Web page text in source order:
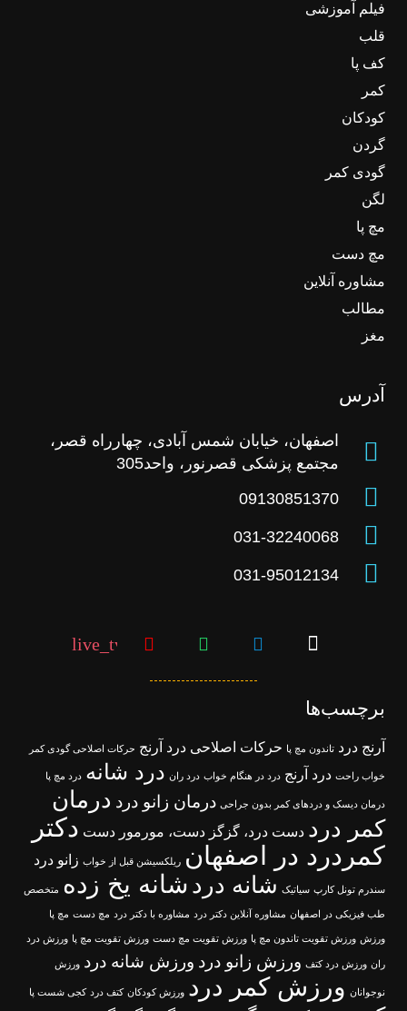
فیلم آموزشی
قلب
کف پا
کمر
کودکان
گردن
گودی کمر
لگن
مچ پا
مچ دست
مشاوره آنلاین
مطالب
مغز
آدرس
اصفهان، خیابان شمس آبادی، چهارراه قصر،
مجتمع پزشکی قصرنور، واحد305
09130851370
031-32240068
031-95012134
live_tv
برچسب‌ها
آرنج درد تاندون مچ پا حرکات اصلاحی درد آرنج حرکات اصلاحی گودی کمر
خواب راحت درد آرنج درد در هنگام خواب درد ران درد شانه درد مچ پا
درمان دیسک و دردهای کمر بدون جراحی درمان زانو درد درمان
کمر درد دست درد، گزگز دست، مورمور دست دکتر
کمردرد در اصفهان ریلکسیشن قبل از خواب زانو درد
سندرم تونل کارپ سیاتیک شانه درد شانه یخ زده متخصص
طب فیزیکی در اصفهان مشاوره آنلاین دکتر درد مشاوره با دکتر درد مچ دست مچ پا
ورزش ورزش تقویت تاندون مچ پا ورزش تقویت مچ دست ورزش تقویت مچ پا ورزش درد
ران ورزش درد کتف ورزش زانو درد ورزش شانه درد ورزش
نوجوانان ورزش کمر درد ورزش کودکان کتف درد کجی شست پا